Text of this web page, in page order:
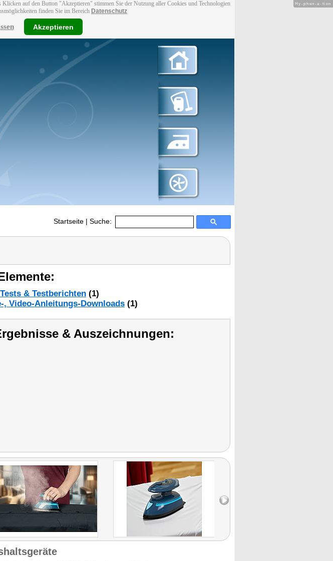
auf den Button "Akzeptieren" stimmen Sie der Nutzung aller Cookies und Technologien
finden Sie im Bereich Datenschutz
Akzeptieren
Startseite | Suche:
& Testberichten (1)
, Video-Anleitungs-Downloads (1)
& Auszeichnungen:
Hy-phen-a-tion